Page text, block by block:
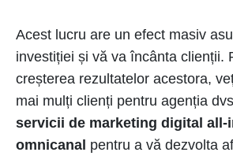
Acest lucru are un efect masiv
investiției și vă va încânta clienții.
creșterea rezultatelor acestora,
mai mulți clienți pentru agenția
servicii de marketing digital all-
omnicanal pentru a vă dezvolta